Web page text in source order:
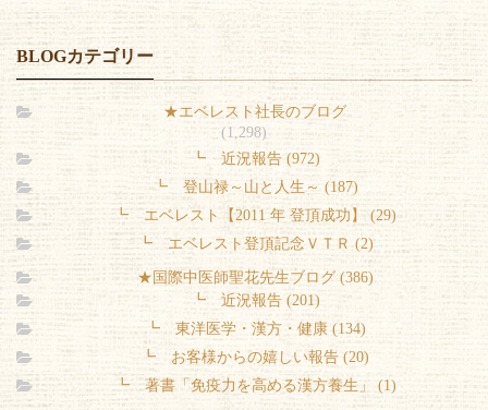
BLOGカテゴリー
★エベレスト社長のブログ
(1,298)
┗ 近況報告 (972)
┗ 登山禄～山と人生～ (187)
┗ エベレスト【2011 年 登頂成功】 (29)
┗ エベレスト登頂記念ＶＴＲ (2)
★国際中医師聖花先生ブログ (386)
┗ 近況報告 (201)
┗ 東洋医学・漢方・健康 (134)
┗ お客様からの嬉しい報告 (20)
┗ 著書「免疫力を高める漢方養生」 (1)